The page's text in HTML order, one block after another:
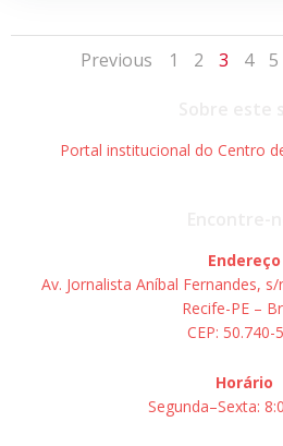
Posts
Previous
Posts
Page
1 Page
2 Page
3 Page
4 5
Portal institucional do Centro
Endereço
Av. Jornalista Aníbal Fernandes,
Recife-PE –
CEP: 50.740-
Horário
Segunda–Sexta: